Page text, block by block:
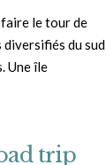
le tour de
diversifiés du sud
Une île
trip